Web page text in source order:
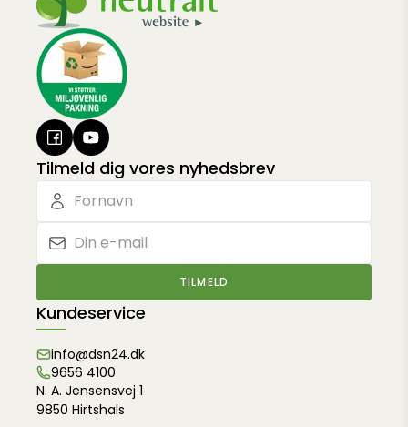
Tilmeld dig vores nyhedsbrev
TILMELD
Kundeservice
info@dsn24.dk
9656 4100
N. A. Jensensvej 1
9850 Hirtshals